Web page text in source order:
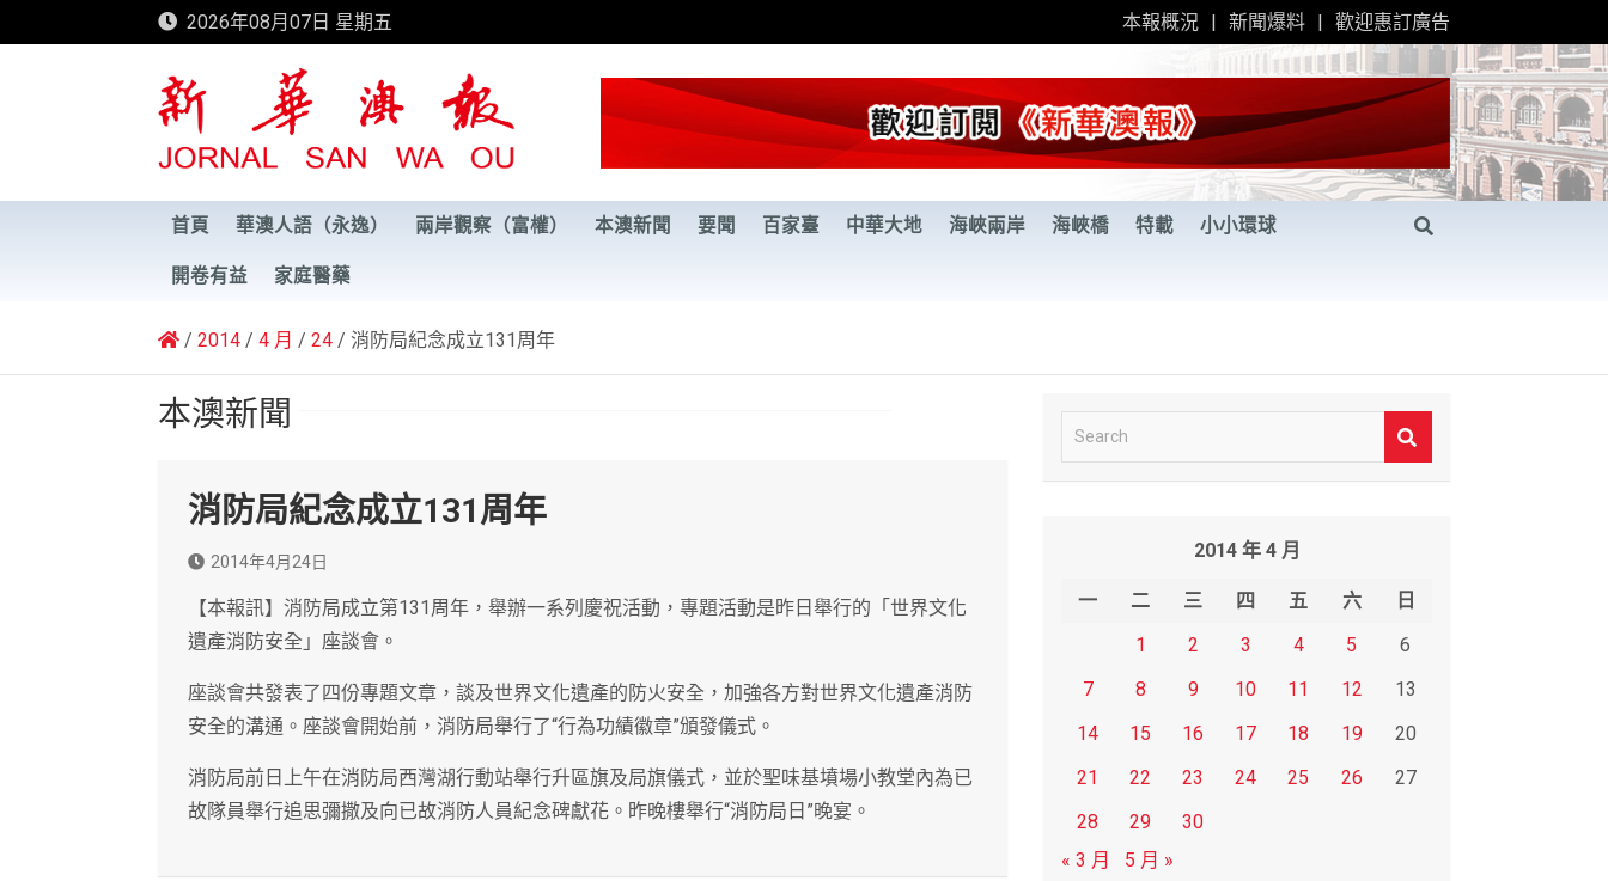
to
2026年08月07日 星期五 本報概況 新聞爆料 歡迎惠訂廣告
新華澳報
首頁 華澳人語（永逸） 兩岸觀察（富權） 本澳新聞 要聞 百家臺 中華大地 海峽兩岸 海峽橋 特載 小小環球
開卷有益 家庭醫藥
2014 4 月 24 消防局紀念成立131周年
本澳新聞
消防局紀念成立131周年
2014年4月24日
【本報訊】消防局成立第131周年，舉辦一系列慶祝活動，專題活動是昨日舉行的「世界文化
遺產消防安全」座談會。
座談會共發表了四份專題文章，談及世界文化遺產的防火安全，加強各方對世界文化遺產消防
安全的溝通。座談會開始前，消防局舉行了“行為功績徽章”頒發儀式。
消防局前日上午在消防局西灣湖行動站舉行升區旗及局旗儀式，並於聖味基墳場小教堂內為已
故隊員舉行追思彌撒及向已故消防人員紀念碑獻花。昨晚樓舉行“消防局日”晚宴。
e
2014 年 4 月
一 二 三 四 五 六
日
1
2 3 4 5
6
7
8 9 10 11 12
13
14
15 16 17 18 19
20
21
22 23 24 25 26
27
28
29
30
« 3 月
5 月 »